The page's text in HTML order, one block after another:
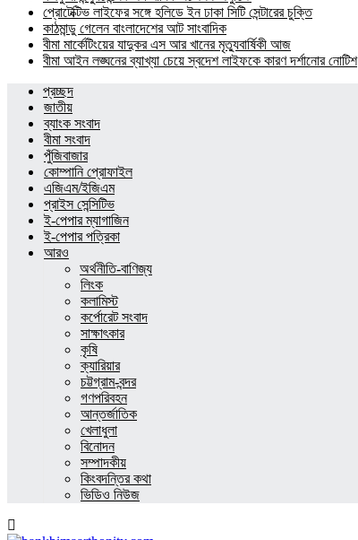
প্রোটেক্টিভ লাইফের সঙ্গে হলিডে ইন ঢাকা সিটি সেন্টারের চুক্তি
কাঠমান্ডু গেলেন বাংলাদেশের আট সাংবাদিক
বীমা মার্কেটিংয়ের যাদুকর এস আর খানের মৃত্যুবার্ষিকী আজ
বীমা আইন লঙ্ঘনের ব্যাখ্যা চেয়ে স্বদেশ লাইফকে কারণ দর্শানোর নোটিশ
প্রচ্ছদ
জাতীয়
ব্যাংক সংবাদ
বীমা সংবাদ
পুঁজিবাজার
কোম্পানি প্রোফাইল
এজিএম/ইজিএম
প্রাইস সেন্সিটিভ
ই-পেপার ম্যাগাজিন
ই-পেপার পত্রিকা
আরও
অর্থনীতি-বাণিজ্য
লিংক
কলামিস্ট
কর্পোরেট সংবাদ
সাক্ষাৎকার
কৃষি
ক্যারিয়ার
চট্টগ্রাম-বন্দর
গণপরিবহন
আন্তর্জাতিক
খেলাধুলা
বিনোদন
সম্পাদকীয়
কিংবদন্তির কথা
ভিডিও নিউজ